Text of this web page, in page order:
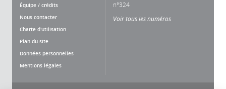
Équipe / crédits
Nous contacter
Charte d'utilisation
Plan du site
Données personnelles
Mentions légales
n°324
Voir tous les numéros